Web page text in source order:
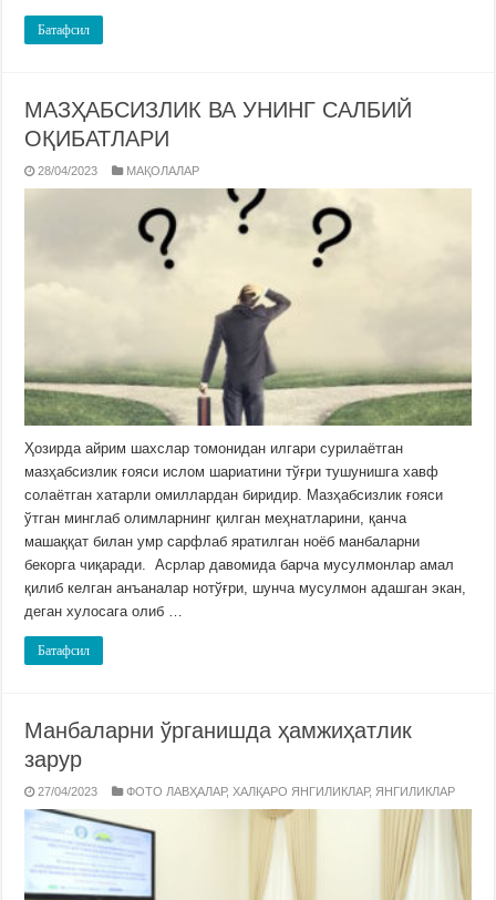
Батафсил
МАЗҲАБСИЗЛИК ВА УНИНГ САЛБИЙ
ОҚИБАТЛАРИ
28/04/2023 МАҚОЛАЛАР
Ҳозирда айрим шахслар томонидан илгари сурилаётган
мазҳабсизлик ғояси ислом шариатини тўғри тушунишга хавф
солаётган хатарли омиллардан биридир. Мазҳабсизлик ғояси
ўтган минглаб олимларнинг қилган меҳнатларини, қанча
машаққат билан умр сарфлаб яратилган ноёб манбаларни
бекорга чиқаради. Асрлар давомида барча мусулмонлар амал
қилиб келган анъаналар нотўғри, шунча мусулмон адашган экан,
деган хулосага олиб …
Батафсил
Манбаларни ўрганишда ҳамжиҳатлик
зарур
27/04/2023 ФОТО ЛАВҲАЛАР,ХАЛҚАРО ЯНГИЛИКЛАР, ЯНГИЛИКЛАР